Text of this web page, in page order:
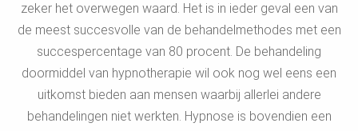
zeker het overwegen waard. Het is in ieder geval een van
de meest succesvolle van de behandelmethodes met een
succespercentage van 80 procent. De behandeling
doormiddel van hypnotherapie wil ook nog wel eens een
uitkomst bieden aan mensen waarbij allerlei andere
behandelingen niet werkten. Hypnose is bovendien een